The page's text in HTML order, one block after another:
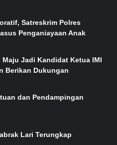
Satreskrim Polres
Penganiayaan Anak
Maju Jadi Kandidat Ketua IMI
Berikan Dukungan
dan Pendampingan
Lari Terungkap